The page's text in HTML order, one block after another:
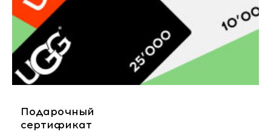
Подарочный
сертификат